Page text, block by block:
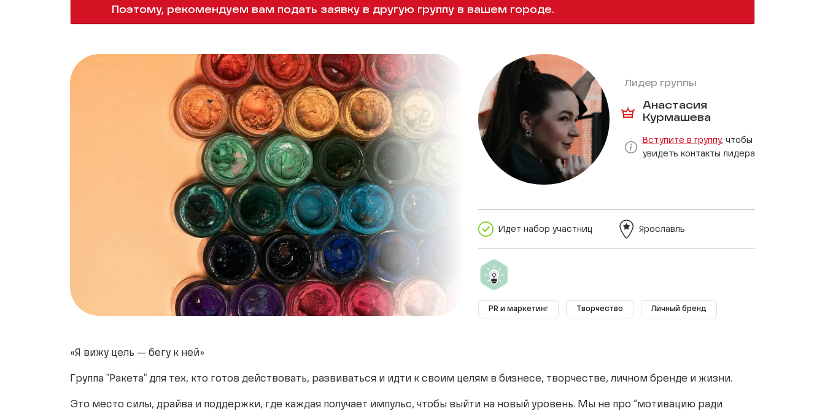
Поэтому, рекомендуем вам подать заявку в другую группу в вашем городе.
Лидер группы
Анастасия
Курмашева
Вступите в группу, чтобы
увидеть контакты лидера
Идет набор участниц Ярославль
PR и маркетинг Творчество Личный бренд
«Я вижу цель — бегу к ней»
Группа "Ракета" для тех, кто готов действовать, развиваться и идти к своим целям в бизнесе, творчестве, личном бренде и жизни.
Это место силы, драйва и поддержки, где каждая получает импульс, чтобы выйти на новый уровень. Мы не про “мотивацию ради